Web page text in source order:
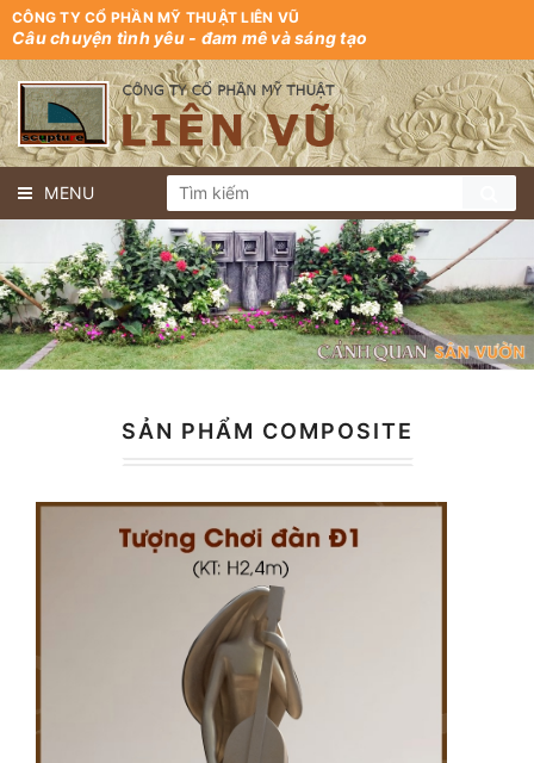
CÔNG TY CỔ PHẦN MỸ THUẬT LIÊN VŨ
Câu chuyện tình yêu - đam mê và sáng tạo
MENU
SẢN PHẨM COMPOSITE